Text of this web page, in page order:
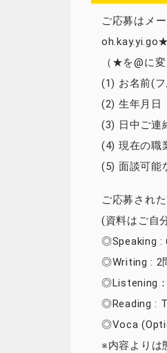
ご応募はメ
（★を@に
(1) お名前(
(2) 生年月日
(3) 日中ご連
(4) 現在の職
(5) 面談可能
ご応募され
(資料はご自
◎Speaking :
◎Writing : 2
◎Listening：
◎Reading :
◎Voca
※内容よりは